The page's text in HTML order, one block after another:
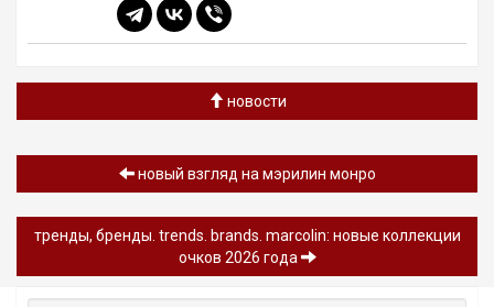
новости
новый взгляд на мэрилин монро
тренды, бренды. trends. brands. marcolin: новые коллекции
очков 2026 года